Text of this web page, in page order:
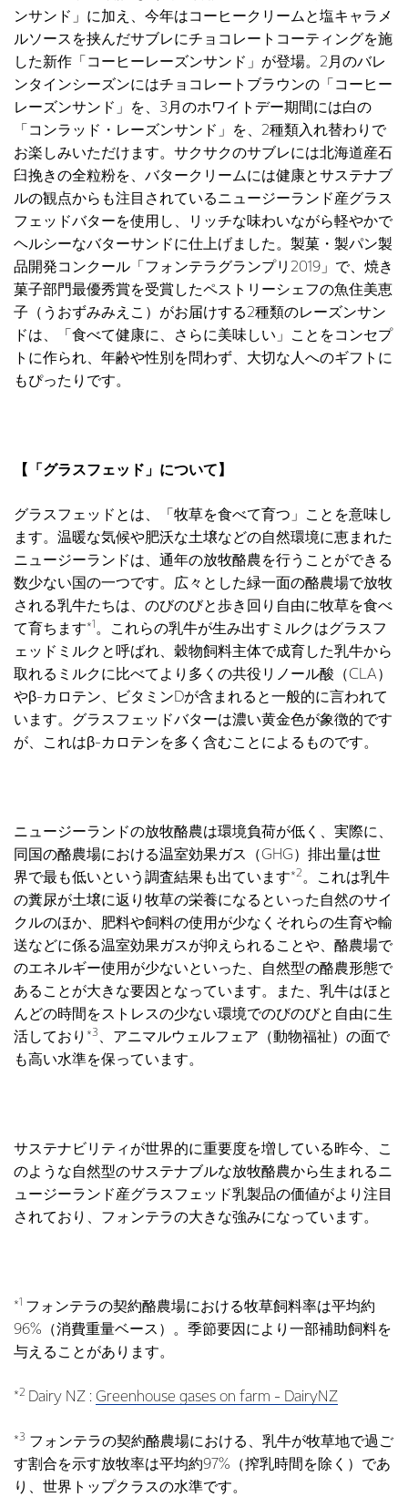
ンサンド」に加え、今年はコーヒークリームと塩キャラメ
ルソースを挟んだサブレにチョコレートコーティングを施
した新作「コーヒーレーズンサンド」が登場。2月のバレ
ンタインシーズンにはチョコレートブラウンの「コーヒー
レーズンサンド」を、3月のホワイトデー期間には白の
「コンラッド・レーズンサンド」を、2種類入れ替わりで
お楽しみいただけます。サクサクのサブレには北海道産石
臼挽きの全粒粉を、バタークリームには健康とサステナブ
ルの観点からも注目されているニュージーランド産グラス
フェッドバターを使用し、リッチな味わいながら軽やかで
ヘルシーなバターサンドに仕上げました。製菓・製パン製
品開発コンクール「フォンテラグランプリ2019」で、焼き
菓子部門最優秀賞を受賞したペストリーシェフの魚住美恵
子（うおずみみえこ）がお届けする2種類のレーズンサン
ドは、「食べて健康に、さらに美味しい」ことをコンセプ
トに作られ、年齢や性別を問わず、大切な人へのギフトに
もぴったりです。
【「グラスフェッド」について】
グラスフェッドとは、「牧草を食べて育つ」ことを意味し
ます。温暖な気候や肥沃な土壌などの自然環境に恵まれた
ニュージーランドは、通年の放牧酪農を行うことができる
数少ない国の一つです。広々とした緑一面の酪農場で放牧
される乳牛たちは、のびのびと歩き回り自由に牧草を食べ
て育ちます*1 。これらの乳牛が生み出すミルクはグラスフ
ェッドミルクと呼ばれ、穀物飼料主体で成育した乳牛から
取れるミルクに比べてより多くの共役リノール酸（CLA）
やβ-カロテン、ビタミンDが含まれると一般的に言われて
います。グラスフェッドバターは濃い黄金色が象徴的です
が、これはβ-カロテンを多く含むことによるものです。
ニュージーランドの放牧酪農は環境負荷が低く、実際に、
同国の酪農場における温室効果ガス（GHG）排出量は世
界で最も低いという調査結果も出ています*2。これは乳牛
の糞尿が土壌に返り牧草の栄養になるといった自然のサイ
クルのほか、肥料や飼料の使用が少なくそれらの生育や輸
送などに係る温室効果ガスが抑えられることや、酪農場で
のエネルギー使用が少ないといった、自然型の酪農形態で
あることが大きな要因となっています。また、乳牛はほと
んどの時間をストレスの少ない環境でのびのびと自由に生
活しており*3 、アニマルウェルフェア（動物福祉）の面で
も高い水準を保っています。
サステナビリティが世界的に重要度を増している昨今、こ
のような自然型のサステナブルな放牧酪農から生まれるニ
ュージーランド産グラスフェッド乳製品の価値がより注目
されており、フォンテラの大きな強みになっています。
*1 フォンテラの契約酪農場における牧草飼料率は平均約
96%（消費重量ベース）。季節要因により一部補助飼料を
与えることがあります。
*2 Dairy NZ : Greenhouse gases on farm - DairyNZ
*3 フォンテラの契約酪農場における、乳牛が牧草地で過ご
す割合を示す放牧率は平均約97%（搾乳時間を除く）であ
り、世界トップクラスの水準です。